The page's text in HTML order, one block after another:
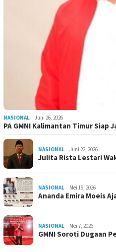
NASIONAL Juni 26, 2026
PA GMNI Kalimantan Timur Siap
NASIONAL Juni 22, 2026
Julita Rista Lestari
NASIONAL Mei 19, 2026
Ananda Emira Moeis
NASIONAL Mei 7, 2026
GMNI Soroti Dugaan